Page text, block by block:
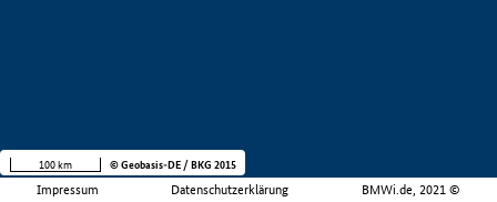
Impressum Datenschutzerklärung BMWi.de, 2021 ©
100 km © Geobasis-DE / BKG 2015